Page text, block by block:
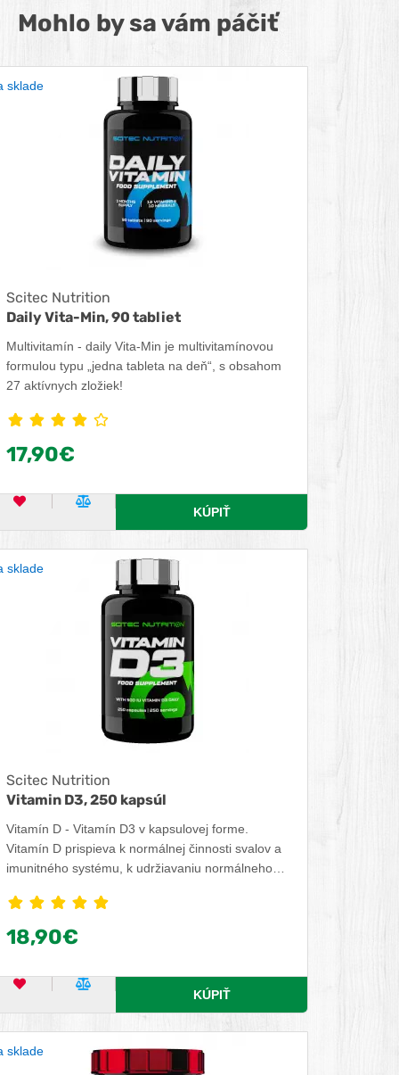
Mohlo by sa vám páčiť
sklade
Scitec Nutrition
Daily Vita-Min, 90 tabliet
Multivitamín - daily Vita-Min je multivitamínovou
formulou typu „jedna tableta na deň“, s obsahom
27 aktívnych zložiek!
17,90€
OBĽÚBENÝ PRODUKTPOROVNAŤ PRODUKT
KÚPIŤ
sklade
Scitec Nutrition
Vitamin D3, 250 kapsúl
Vitamín D - Vitamín D3 v kapsulovej forme.
Vitamín D prispieva k normálnej činnosti svalov a
imunitného systému, k udržiavaniu normálneho
vstrebávaniu/využiteľnosti vápnika a fosforu.
18,90€
OBĽÚBENÝ PRODUKTPOROVNAŤ PRODUKT
KÚPIŤ
sklade